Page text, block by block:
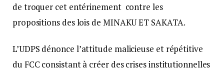
de troquer cet entérinement contre les
propositions des lois de MINAKU ET SAKATA.
L’UDPS dénonce l’attitude malicieuse et répétitive
du FCC consistant à créer des crises institutionnelles